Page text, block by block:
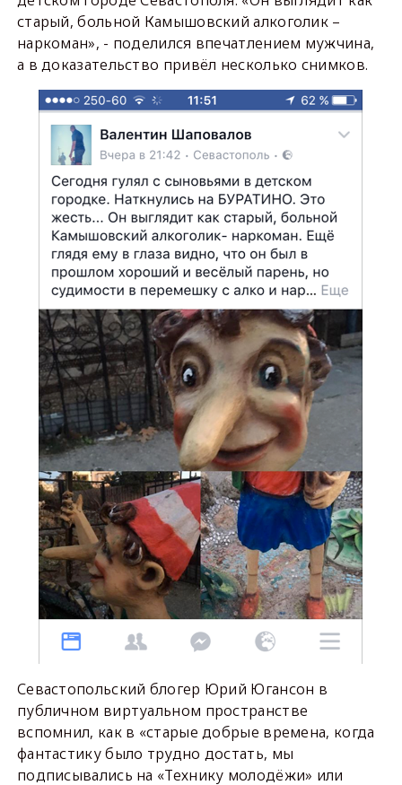
старый, больной Камышовский алкоголик –
наркоман», - поделился впечатлением мужчина,
а в доказательство привёл несколько снимков.
Севастопольский блогер Юрий Югансон в
публичном виртуальном пространстве
вспомнил, как в «старые добрые времена, когда
фантастику было трудно достать, мы
подписывались на «Технику молодёжи» или